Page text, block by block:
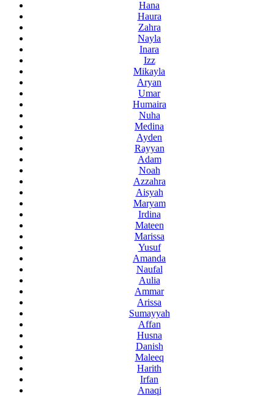
Hana
Haura
Zahra
Nayla
Inara
Izz
Mikayla
Aryan
Umar
Humaira
Nuha
Medina
Ayden
Rayyan
Adam
Noah
Azzahra
Aisyah
Maryam
Irdina
Mateen
Marissa
Yusuf
Amanda
Naufal
Aulia
Ammar
Arissa
Sumayyah
Affan
Husna
Danish
Maleeq
Harith
Irfan
Anaqi